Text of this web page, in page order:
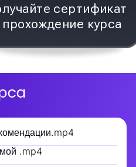
сертификат
прохождение курса
.mp4